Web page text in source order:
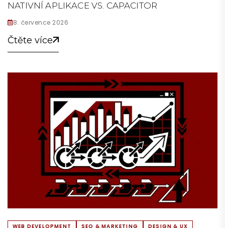
NATIVNÍ APLIKACE VS. CAPACITOR
8. července 2026
Čtěte více
WEB DEVELOPMENT SEO & MARKETING DESIGN & UX